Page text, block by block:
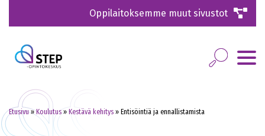
Oppilaitoksemme muut sivustot
Etusivu»Koulutus » Kestävä kehitys » Entisöintiä ja ennallistamista